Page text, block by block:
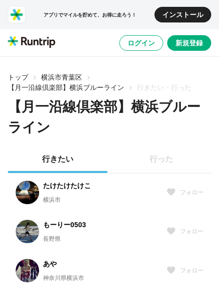
アプリでマイルを貯めて、お得に走ろう！ インストール
ログイン 新規登録
トップ
横浜市青葉区
【月一沿線倶楽部】横浜ブルーライン
行きたい・行った
【月一沿線倶楽部】横浜ブルー
ライン
行きたい 行った
たけたけたけこ
横浜市
フォロー
もーりー0503
長野県
フォロー
あや
神奈川県横浜市
フォロー